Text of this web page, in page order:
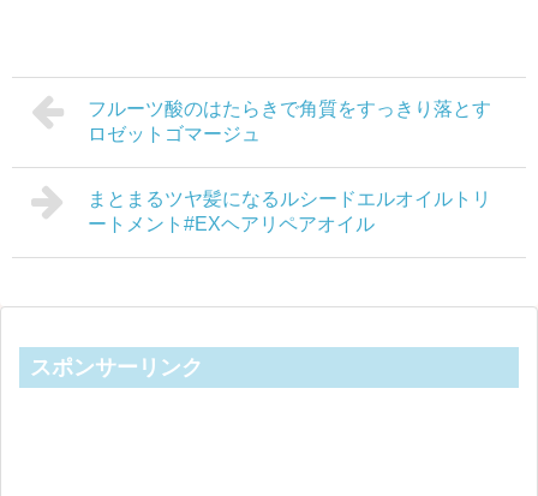
フルーツ酸のはたらきで角質をすっきり落とす
ロゼットゴマージュ
まとまるツヤ髪になるルシードエルオイルトリ
ートメント#EXヘアリペアオイル
スポンサーリンク